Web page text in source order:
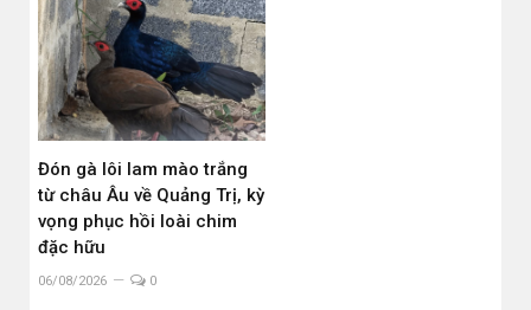
Đón gà lôi lam mào trắng
từ châu Âu về Quảng Trị, kỳ
vọng phục hồi loài chim
đặc hữu
06/08/2026 0